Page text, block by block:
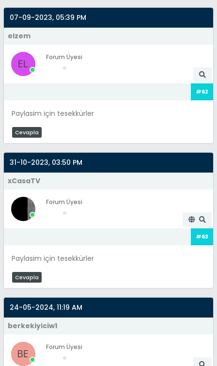
07-09-2023, 05:39 PM
elzem
Forum Üyesi
#62
Paylasim için tesekkürler
Cevapla
31-10-2023, 03:50 PM
xCasaTV
Forum Üyesi
#63
Paylasim için tesekkürler
Cevapla
24-05-2024, 11:19 AM
berkekiyiciw1
Forum Üyesi